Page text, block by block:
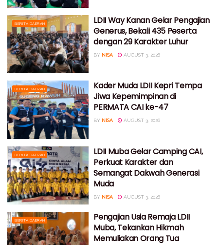
BERITA DAERAH
LDII Way Kanan Gelar Pengajian
Generus, Bekali 435 Peserta
dengan 29 Karakter Luhur
BY NISA AUGUST 3, 2026
BERITA DAERAH
Kader Muda LDII Kepri Tempa
Jiwa Kepemimpinan di
PERMATA CAI ke-47
BY NISA AUGUST 3, 2026
BERITA DAERAH
LDII Muba Gelar Camping CAI,
Perkuat Karakter dan
Semangat Dakwah Generasi
Muda
BY NISA AUGUST 3, 2026
BERITA DAERAH
Pengajian Usia Remaja LDII
Muba, Tekankan Hikmah
Memuliakan Orang Tua